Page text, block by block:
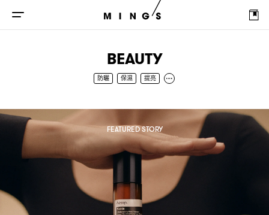
BEAUTY
防曬 保濕 提亮
FEATURED STORY